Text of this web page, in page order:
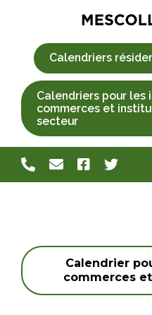
Calendriers
Calendriers pour les
commerces et
secteur
Calendrier
commerces